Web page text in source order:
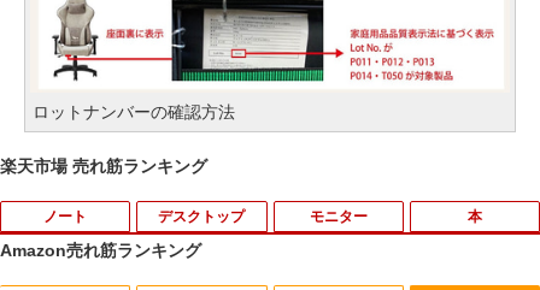
ロットナンバーの確認方法
楽天市場 売れ筋ランキング
ノート デスクトップ モニター 本
Amazon売れ筋ランキング